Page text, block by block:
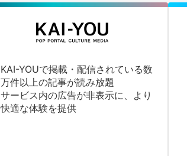
KAI-YOUで掲載・配信されている数
万件以上の記事が読み放題
サービス内の広告が非表示に、より
快適な体験を提供